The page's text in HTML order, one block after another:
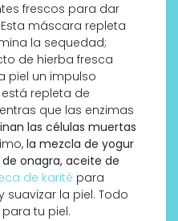
frescos para dar
máscara repleta
la sequedad;
de hierba fresca
piel un impulso
repleta de
que las enzimas
las células muertas
la mezcla de yogur
onagra, aceite de
de karité para
la piel. Todo
tu piel.